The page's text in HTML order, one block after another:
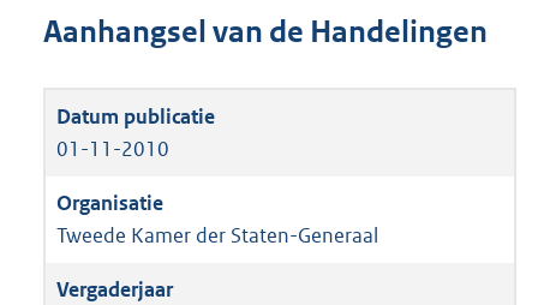
Aanhangsel van de Handelingen
01-11-2010
Tweede Kamer der Staten-Generaal